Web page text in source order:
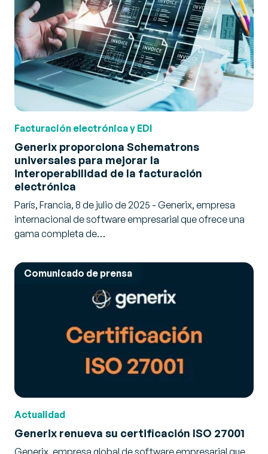
Facturación electrónica y EDI
Generix proporciona Schematrons
universales para mejorar la
interoperabilidad de la facturación
electrónica
París, Francia, 8 de julio de 2025 - Generix, empresa
internacional de software empresarial que ofrece una
gama completa de…
Comunicado de prensa
Actualidad
Generix renueva su certificación ISO 27001